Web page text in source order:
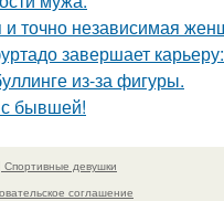
точно независимая
завершает
из-за фигуры.
бывшей!
девушки
соглашение